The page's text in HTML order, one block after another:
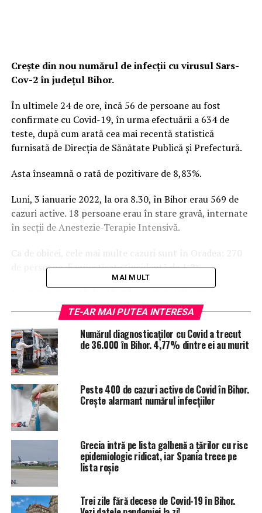
Crește din nou numărul de infecții cu virusul Sars-
Cov-2 în județul Bihor.
În ultimele 24 de ore, încă 56 de persoane au fost
confirmate cu Covid-19, în urma efectuării a 634 de
teste, după cum arată cea mai recentă statistică
furnisată de Direcția de Sănătate Publică și Prefectură.
Asta înseamnă o rată de pozitivare de 8,83%.
Luni, 3 ianuarie 2022, la ora 8.30, în Bihor erau 569 de
cazuri active. 18 persoane erau în stare gravă, internate
în secții de Anestezie-Terapie Intensivă.
Ca de obicei, cele mai multe cazuri sunt în Oradea: 270
de persoane diagnosticate (incidență de 1,2).
Șuncuiuș: 3,97 cazuri Covid la mia de locuitori (12 cazuri
Până acum, în județul Bihor au fost depistate cu Covid-
19 în total 50.997 persoane.
Dintre acestea, 47.849 s-au vindecat (cu 64 mai multe
față de raportarea de duminică), iar 2.579 au decedat (cu
2 mai multe față de precedanta raportare).
Pe de altă parte, în ultima zi în Bihor au fost vaccinate
anti-Covid 67 de persoane.
Până acum, 208.254 persoane au schema de vaccinare
completă, iar 56.090 au și a treia doză (booster).
MAI MULT
TE-AR MAI PUTEA INTERESA
Numărul diagnosticaților cu Covid a trecut
de 36.000 în Bihor. 4,77% dintre ei au murit
Peste 400 de cazuri active de Covid în Bihor.
Crește alarmant numărul infecțiilor
Grecia intră pe lista galbenă a țărilor cu risc
epidemiologic ridicat, iar Spania trece pe
lista roșie
Trei zile fără decese de Covid-19 în Bihor.